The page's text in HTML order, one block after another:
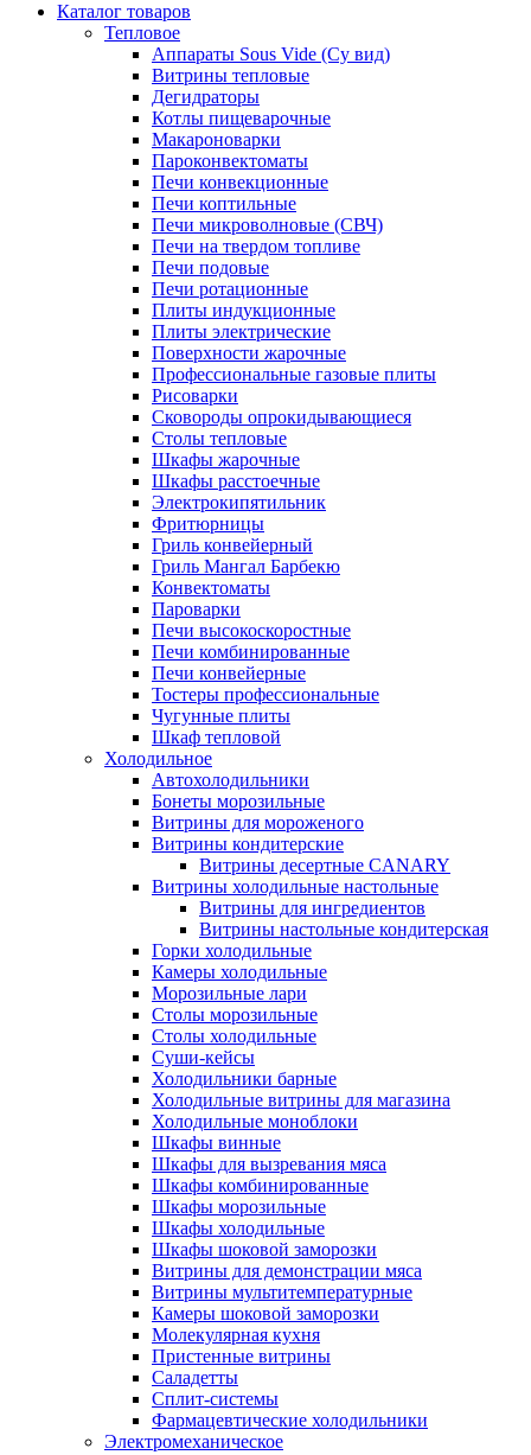
Каталог товаров
Тепловое
Аппараты Sous Vide (Су вид)
Витрины тепловые
Дегидраторы
Котлы пищеварочные
Макароноварки
Пароконвектоматы
Печи конвекционные
Печи коптильные
Печи микроволновые (СВЧ)
Печи на твердом топливе
Печи подовые
Печи ротационные
Плиты индукционные
Плиты электрические
Поверхности жарочные
Профессиональные газовые плиты
Рисоварки
Сковороды опрокидывающиеся
Столы тепловые
Шкафы жарочные
Шкафы расстоечные
Электрокипятильник
Фритюрницы
Гриль конвейерный
Гриль Мангал Барбекю
Конвектоматы
Пароварки
Печи высокоскоростные
Печи комбинированные
Печи конвейерные
Тостеры профессиональные
Чугунные плиты
Шкаф тепловой
Холодильное
Автохолодильники
Бонеты морозильные
Витрины для мороженого
Витрины кондитерские
Витрины десертные CANARY
Витрины холодильные настольные
Витрины для ингредиентов
Витрины настольные кондитерская
Горки холодильные
Камеры холодильные
Морозильные лари
Столы морозильные
Столы холодильные
Суши-кейсы
Холодильники барные
Холодильные витрины для магазина
Холодильные моноблоки
Шкафы винные
Шкафы для вызревания мяса
Шкафы комбинированные
Шкафы морозильные
Шкафы холодильные
Шкафы шоковой заморозки
Витрины для демонстрации мяса
Витрины мультитемпературные
Камеры шоковой заморозки
Молекулярная кухня
Пристенные витрины
Саладетты
Сплит-системы
Фармацевтические холодильники
Электромеханическое